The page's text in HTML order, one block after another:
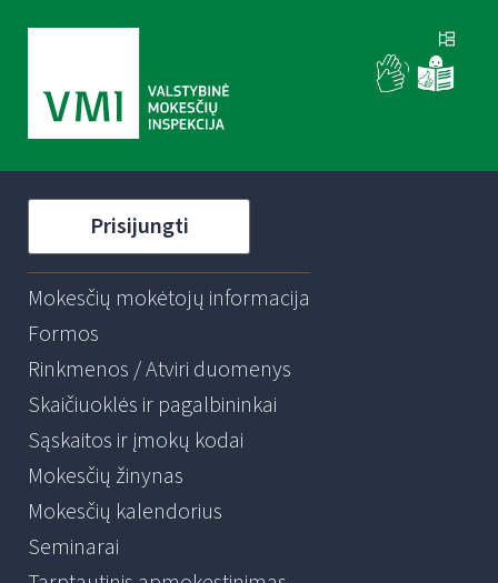
Prisijungti
Mokesčių mokėtojų informacija
Formos
Rinkmenos / Atviri duomenys
Skaičiuoklės ir pagalbininkai
Sąskaitos ir įmokų kodai
Mokesčių žinynas
Mokesčių kalendorius
Seminarai